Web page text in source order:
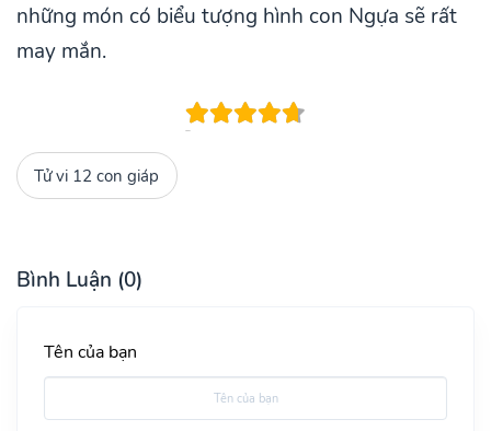
những món có biểu tượng hình con Ngựa sẽ rất
may mắn.
Tử vi 12 con giáp
Bình Luận (0)
Tên của bạn